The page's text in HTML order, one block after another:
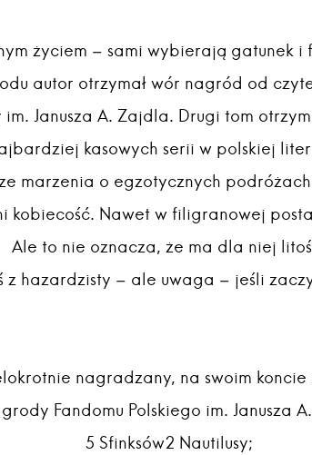
życiem – sami wybierają gatunek i
autor otrzymał wór nagród od
Janusza A. Zajdla. Drugi tom
kasowych serii w polskiej
marzenia o egzotycznych
kobiecość. Nawet w filigranowej
Ale to nie oznacza, że ma dla niej
z hazardzisty – ale uwaga – jeśli
nagradzany, na swoim koncie
Fandomu Polskiego im. Janusza
5 Sfinksów2 Nautilusy;